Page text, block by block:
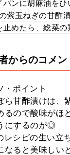
パンに胡麻油を
の紫玉ねぎの甘酢
止めたら、総菜
からのコメン
ポイント
ら甘酢漬けは
るので酸味がほ
にするのが◎
シピの生い立
なると美味しい